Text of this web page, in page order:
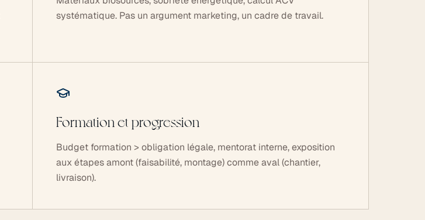
systématique. Pas un argument marketing, un cadre de travail.
Formation et progression
Budget formation > obligation légale, mentorat interne, exposition
aux étapes amont (faisabilité, montage) comme aval (chantier,
livraison).